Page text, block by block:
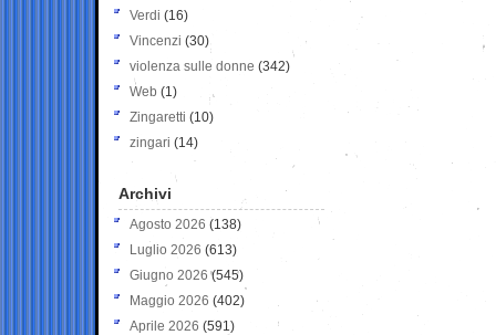
Verdi (16)
Vincenzi (30)
violenza sulle donne (342)
Web (1)
Zingaretti (10)
zingari (14)
Archivi
Agosto 2026 (138)
Luglio 2026 (613)
Giugno 2026 (545)
Maggio 2026 (402)
Aprile 2026 (591)